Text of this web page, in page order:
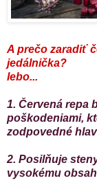
A prečo zaradiť
jedálnička?
lebo...
1. Červená repa
poškodeniami,
zodpovedné
2. Posilňuje
vysokému